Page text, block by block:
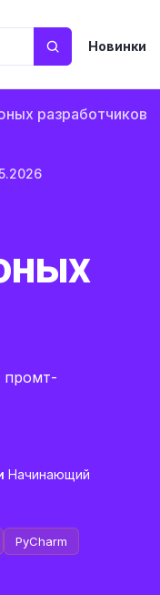
Новинки
разработчиков
промт-
Начинающий
PyCharm